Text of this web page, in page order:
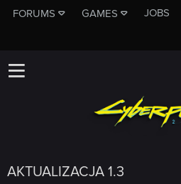
FORUMS GAMES JOBS
AKTUALIZACJA 1.3